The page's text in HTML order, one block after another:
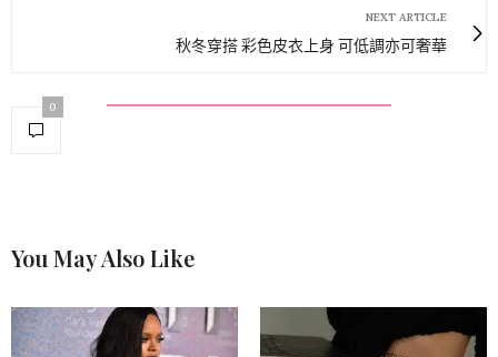
NEXT ARTICLE
秋冬穿搭 彩色皮衣上身 可低調亦可奢華
0
You May Also Like